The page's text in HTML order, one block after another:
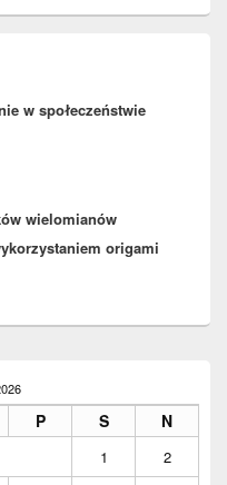
w społeczeństwie
wielomianów
origami
P S N
1
2